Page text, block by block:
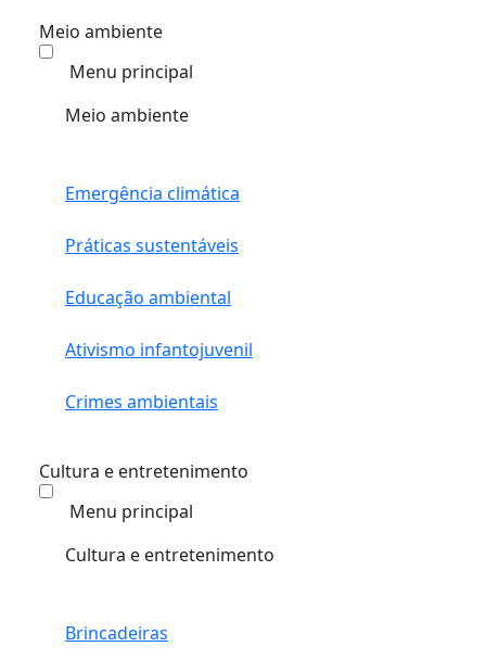
Meio ambiente
Menu principal
Meio ambiente
Emergência climática
Práticas sustentáveis
Educação ambiental
Ativismo infantojuvenil
Crimes ambientais
Cultura e entretenimento
Menu principal
Cultura e entretenimento
Brincadeiras